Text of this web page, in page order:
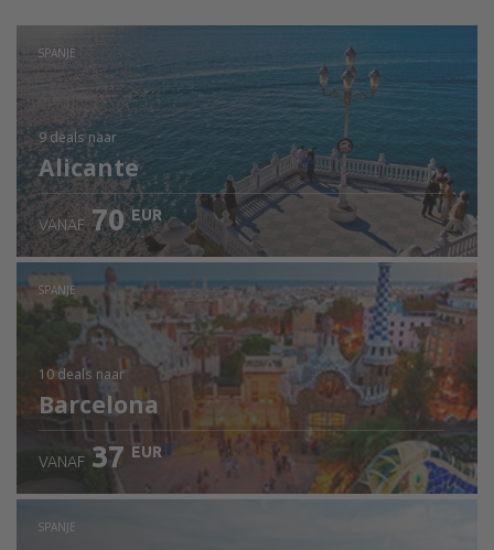
SPANJE
9 dealsnaar
Alicante
VANAF 70 EUR
SPANJE
10 deals naar
Barcelona
VANAF 37 EUR
SPANJE